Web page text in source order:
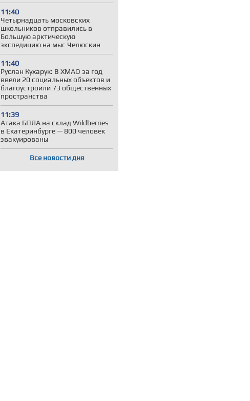
11:40
Четырнадцать московских
школьников отправились в
Большую арктическую
экспедицию на мыс Челюскин
11:40
Руслан Кухарук: В ХМАО за год
ввели 20 социальных объектов и
благоустроили 73 общественных
пространства
11:39
Атака БПЛА на склад Wildberries
в Екатеринбурге — 800 человек
эвакуированы
Все новости дня